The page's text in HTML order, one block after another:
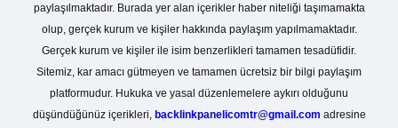
paylaşılmaktadır. Burada yer alan içerikler haber niteliği taşımamakta
olup, gerçek kurum ve kişiler hakkında paylaşım yapılmamaktadır.
Gerçek kurum ve kişiler ile isim benzerlikleri tamamen tesadüfidir.
Sitemiz, kar amacı gütmeyen ve tamamen ücretsiz bir bilgi paylaşım
platformudur. Hukuka ve yasal düzenlemelere aykırı olduğunu
düşündüğünüz içerikleri, backlinkpanelicomtr@gmail.com adresine